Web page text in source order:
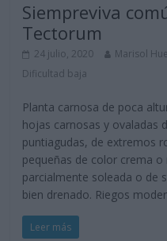
Siempreviva
Tectorum
24 julio, 2020 Marisol
Dificultad baja
Planta carnosa de poca
hojas carnosas y ovaladas
puntiagudas, de extremos
pequeñas de color crema
parcialmente soleada o de
bien drenado. Riegos
Leer más